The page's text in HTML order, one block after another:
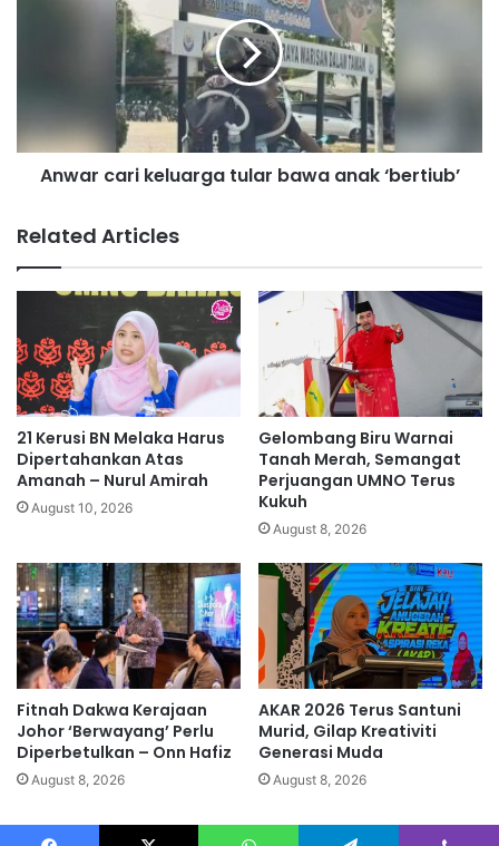
k
s
a
i
t
d
u
a
s
u
d
e
p
a
d
a
k
a
m
u
s
p
i
u
a
r
a
t
u
l
a
r
b
a
a
n
a
k
‘
b
e
r
t
i
b
Anwar cari keluarga tular bawa anak ‘bertiub’
Related Articles
21 Kerusi BN Melaka Harus
Dipertahankan Atas
Amanah – Nurul Amirah
August 10, 2026
Gelombang Biru Warnai
Tanah Merah, Semangat
Perjuangan UMNO Terus
Kukuh
August 8, 2026
Fitnah Dakwa Kerajaan
Johor ‘Berwayang’ Perlu
Diperbetulkan – Onn Hafiz
August 8, 2026
AKAR 2026 Terus Santuni
Murid, Gilap Kreativiti
Generasi Muda
August 8, 2026